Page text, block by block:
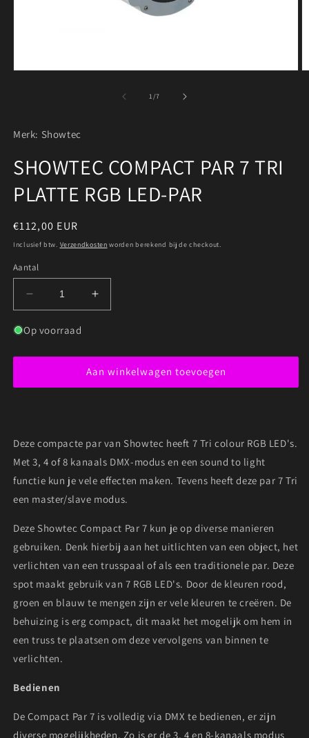
1/van
7
Merk: Showtec
SHOWTEC COMPACT PAR 7 TRI
PLATTE RGB LED-PAR
Normale
prijs
€112,00 EUR
Inclusief btw. Verzendkosten worden berekend bij de checkout.
Aantal
Aantal
verlagen
voor
COMPACT
7
LED-
PAR
Aantal
verhogen
COMPACT
PAR
7
LED-
PAR
Op voorraad
Aan winkelwagen toevoegen
Deze compacte par van Showtec heeft 7 Tri colour RGB LED's.
Met 3, 4 of 8 kanaals DMX-modus en een sound to light
functie kun je vele effecten maken. Tevens heeft deze par 7 Tri
een master/slave modus.
Deze Showtec Compact Par 7 kun je op diverse manieren
gebruiken. Denk hierbij aan het uitlichten van een object, het
verlichten van een trusspaal of als een traditionele par. Deze
spot maakt gebruik van 7 RGB LED's. Door de kleuren rood,
groen en blauw te mengen zijn er vele kleuren te creëren. De
behuizing is erg compact, dit maakt het mogelijk om hem in
een truss te plaatsen om deze vervolgens van binnen te
verlichten.
Bedienen
De Compact Par 7 is volledig via DMX te bedienen, er zijn
diverse mogelijkheden. Zo is er de 3, 4 en 8-kanaals modus